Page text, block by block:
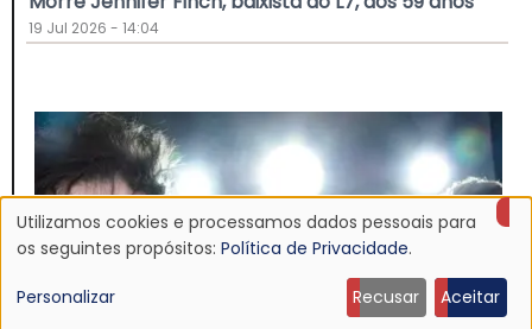
19 Jul 2026 - 14:04
Uso
de
Utilizamos cookies e processamos dados pessoais para
os seguintes propósitos: Política de Privacidade.
Personalizar Recusar Aceitar